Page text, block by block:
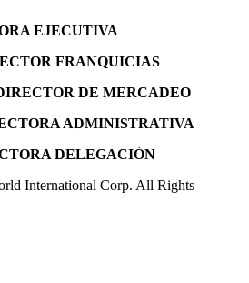
EJECUTIVA
FRANQUICIAS
DE MERCADEO
ADMINISTRATIVA
DELEGACIÓN
International Corp. All Rights